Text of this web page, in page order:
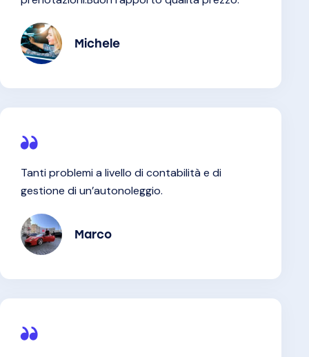
Michele
Tanti problemi a livello di contabilità e di
gestione di un’autonoleggio.
Marco